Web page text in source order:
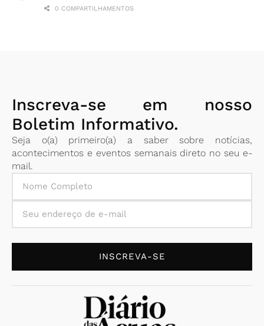
0 COMPARTILHAMENTOS
Inscreva-se em nosso
Boletim Informativo.
Seja o(a) primeiro(a) a saber sobre notícias,
acontecimentos e eventos semanais direto no seu e-
mail.
INSCREVA-SE